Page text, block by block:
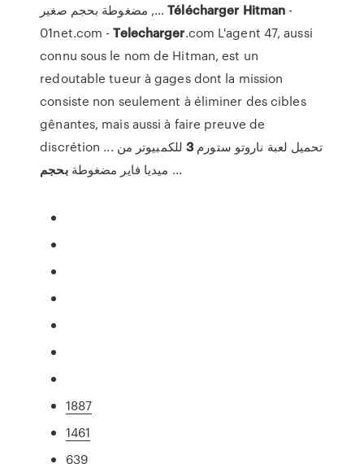
مضغوطة بحجم صغير ,…Télécharger Hitman -
01net.com -Telecharger.com L'agent 47, aussi
connu sous le nom de Hitman, est un
redoutable tueur à gages dont la mission
consiste non seulement à éliminer des cibles
gênantes, mais aussi à faire preuve de
discrétion ... تحميل لعبة ناروتو ستورم3للكمبيوتر من
ميديا فاير مضغوطةبحجم ...
1887
1461
639